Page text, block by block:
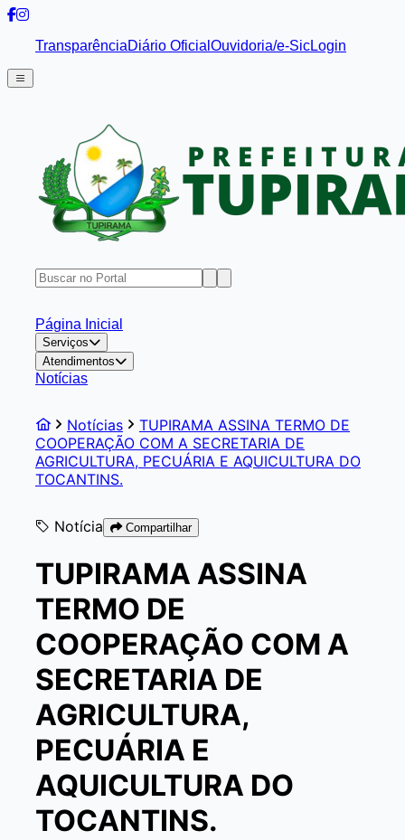
TransparênciaDiário Oficial Ouvidoria/e-SicLogin
Página Inicial
Serviços
Atendimentos
Notícias
Notícias
TUPIRAMA ASSINA TERMO DE
COOPERAÇÃO COM A SECRETARIA DE
AGRICULTURA, PECUÁRIA E AQUICULTURA DO
TOCANTINS.
Notícia Compartilhar
TUPIRAMA ASSINA
TERMO DE
COOPERAÇÃO COM A
SECRETARIA DE
AGRICULTURA,
PECUÁRIA E
AQUICULTURA DO
TOCANTINS.